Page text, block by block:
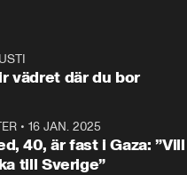
My
ställer
och
till svars.
Rohwedder
vädret där du bor
• 16 JAN. 2025
40, är fast i Gaza: ”Vill
till Sverige”